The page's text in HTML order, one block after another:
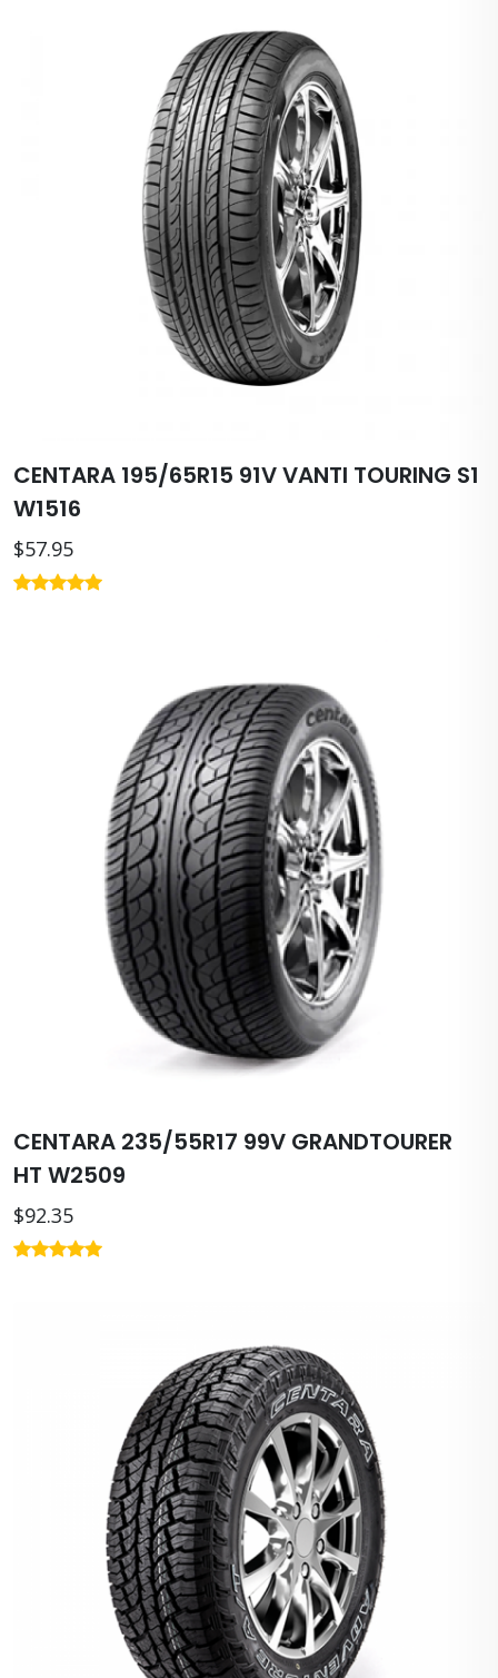
CENTARA 195/65R15 91V VANTI TOURING S1
W1516
$57.95
CENTARA 235/55R17 99V GRANDTOURER
HT W2509
$92.35